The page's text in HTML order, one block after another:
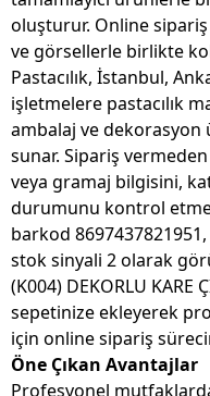
oluşturur. Online
ve görsellerle birlikte
Pastacılık, İstanbul,
işletmelere pastacılık
ambalaj ve
sunar. Sipariş
veya gramaj bilgisini,
durumunu kontrol
barkod 8697437821951,
stok sinyali 2 olarak
(K004) DEKORLU KARE
sepetinize ekleyerek
için online sipariş
Öne Çıkan Avantajlar
Profesyonel mutfaklarda